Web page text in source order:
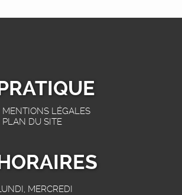
MENTIONS LÉGALES
PLAN DU SITE
MERCREDI